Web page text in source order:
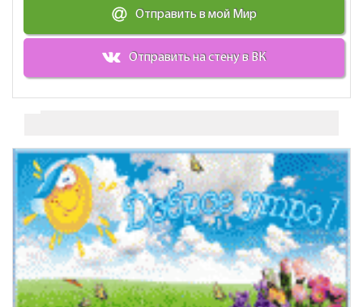
Отправить в мой Мир
Отправить на стену в ВК